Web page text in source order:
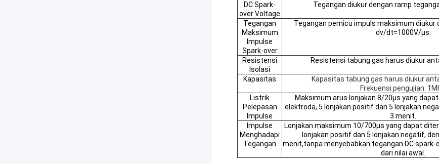
DC Spark-
over Voltage
Tegangan diukur dengan ramp
Tegangan
Maksimum
Impulse
Spark-over
Tegangan pemicu impuls maksimum diukur
dv/dt=1000V/μs.
Resistensi
Isolasi
Resistensi tabung gas harus diukur
Kapasitas
Kapasitas tabung gas harus diukur
Frekuensi pengujian:
Listrik
Pelepasan
Impulse
Maksimum arus lonjakan 8/20μs yang
elektroda, 5 lonjakan positif dan 5 lonjakan
3 menit.
Impulse
Menghadapi
Tegangan
Lonjakan maksimum 10/700μs yang dapat
lonjakan positif dan 5 lonjakan negatif,
menit,tanpa menyebabkan tegangan DC spark-
dari nilai awal.